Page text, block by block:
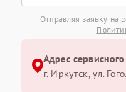
Отправляя заявку на
Адрес
г. Иркутск, ул.